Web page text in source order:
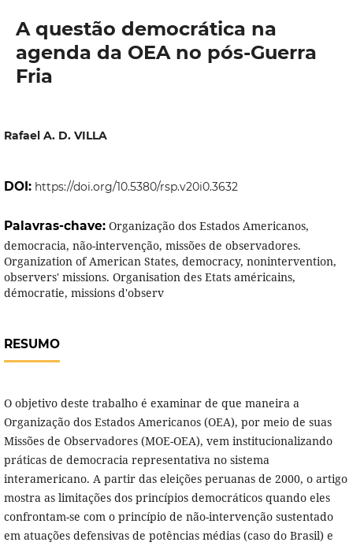
A questão democrática na
agenda da OEA no pós-Guerra
Fria
Rafael A. D. VILLA
DOI: https://doi.org/10.5380/rsp.v20i0.3632
Palavras-chave: Organização dos Estados Americanos,
democracia, não-intervenção, missões de observadores.
Organization of American States, democracy, nonintervention,
observers' missions. Organisation des Etats américains,
démocratie, missions d'observ
RESUMO
O objetivo deste trabalho é examinar de que maneira a
Organização dos Estados Americanos (OEA), por meio de suas
Missões de Observadores (MOE-OEA), vem institucionalizando
práticas de democracia representativa no sistema
interamericano. A partir das eleições peruanas de 2000, o artigo
mostra as limitações dos princípios democráticos quando eles
confrontam-se com o princípio de não-intervenção sustentado
em atuações defensivas de potências médias (caso do Brasil) e